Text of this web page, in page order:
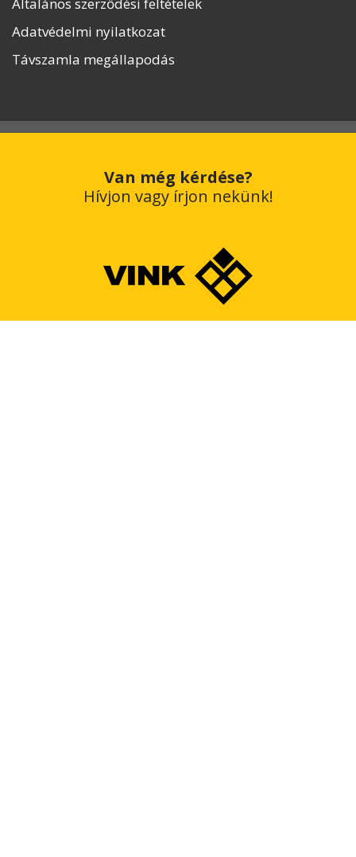
Adatvédelmi nyilatkozat
Távszamla megállapodás
Van még kérdése?
Hívjon vagy írjon nekünk!